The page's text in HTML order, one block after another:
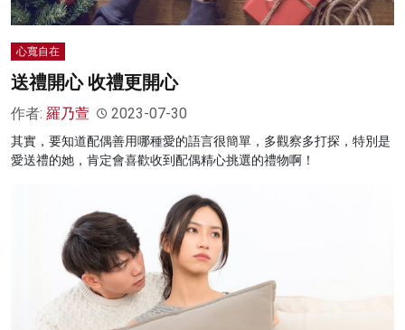
心寬自在
送禮開心 收禮更開心
作者: 羅乃萱 2023-07-30
其實，要知道配偶善用哪種愛的語言很簡單，多觀察多打探，特別是
愛送禮的她，肯定會喜歡收到配偶精心挑選的禮物啊！